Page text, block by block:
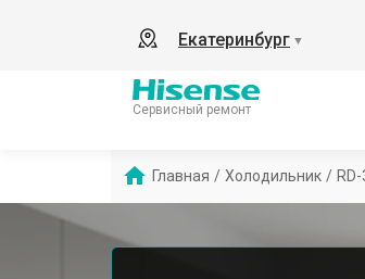
Екатеринбург ▼
Сервисный ремонт
Главная / Холодильник /